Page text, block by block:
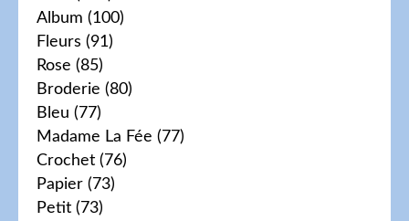
Album (100)
Fleurs (91)
Rose (85)
Broderie (80)
Bleu (77)
Madame La Fée (77)
Crochet (76)
Papier (73)
Petit (73)